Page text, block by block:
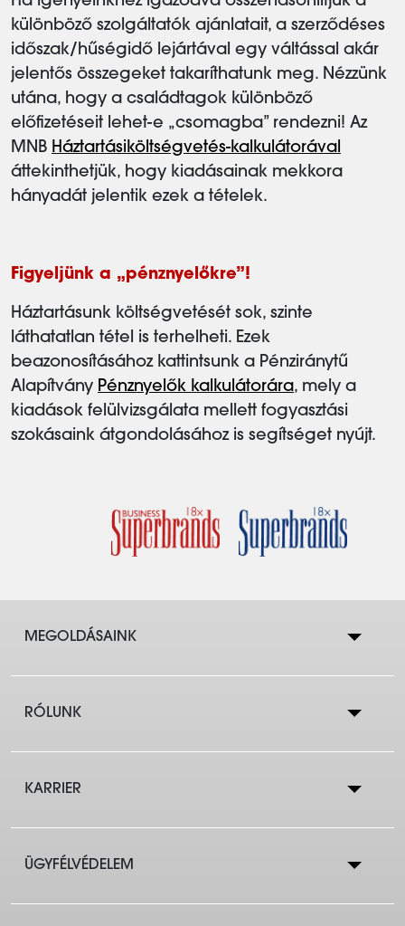
különböző szolgáltatók ajánlatait, a szerződéses
időszak/hűségidő lejártával egy váltással akár
jelentős összegeket takaríthatunk meg. Nézzünk
utána, hogy a családtagok különböző
előfizetéseit lehet-e „csomagba” rendezni! Az
MNB Háztartásiköltségvetés-kalkulátorával
áttekinthetjük, hogy kiadásainak mekkora
hányadát jelentik ezek a tételek.
Figyeljünk a „pénznyelőkre”!
Háztartásunk költségvetését sok, szinte
láthatatlan tétel is terhelheti. Ezek
beazonosításához kattintsunk a Pénziránytű
Alapítvány Pénznyelők kalkulátorára, mely a
kiadások felülvizsgálata mellett fogyasztási
szokásaink átgondolásához is segítséget nyújt.
MEGOLDÁSAINK
Lakástakarék
RÓLUNK
Cégtörténet
KARRIER
Állások a központban
ÜGYFÉLVÉDELEM